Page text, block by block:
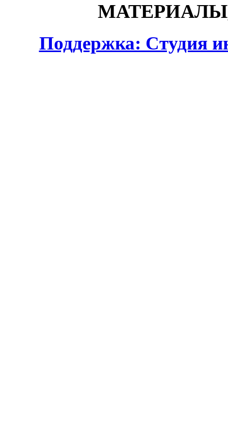
Поддержка: Студия